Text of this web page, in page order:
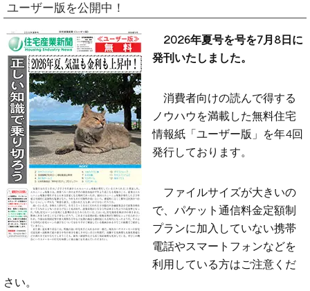
ユーザー版を公開中！
2026年夏号を号を7月8日に
発刊いたしました。
消費者向けの読んで得する
ノウハウを満載した無料住宅
情報紙「ユーザー版」を年4回
発行しております。
ファイルサイズが大きいの
で、パケット通信料金定額制
プランに加入していない携帯
電話やスマートフォンなどを
利用している方はご注意くだ
さい。